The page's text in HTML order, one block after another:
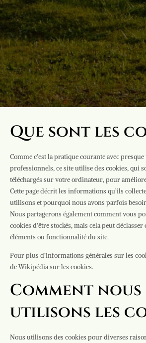
Que sont les
Comme c’est la pratique courante avec
professionnels, ce site utilise des cookies, qui
téléchargés sur votre ordinateur, pour
Cette page décrit les informations qu’ils
utilisons et pourquoi nous avons parfois
Nous partagerons également comment vous
cookies d’être stockés, mais cela peut
éléments ou fonctionnalité du site.
Pour plus d’informations générales sur les
de Wikipédia sur les cookies.
Comment nous
utilisons les
Nous utilisons des cookies pour diverses